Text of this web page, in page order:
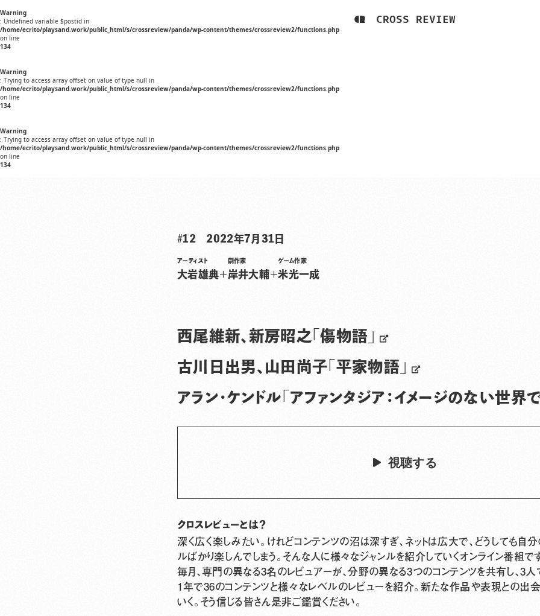
Warning
: Undefined variable $postid in
/home/ecrito/playsand.work/public_html/s/crossreview/panda/wp-content/themes/crossreview2/functions.php
on line
134
Warning
: Trying to access array offset on value of type null in
/home/ecrito/playsand.work/public_html/s/crossreview/panda/wp-content/themes/crossreview2/functions.php
on line
134
Warning
: Trying to access array offset on value of type null in
/home/ecrito/playsand.work/public_html/s/crossreview/panda/wp-content/themes/crossreview2/functions.php
on line
134
CROSS REVIEW
#12 2022年7月31日
アーティスト
大岩雄典＋
劇作家
岸井大輔＋
ゲーム作家
米光一成
西尾維新、新房昭之「傷物語」
古川日出男、山田尚子「平家物語」
アラン・ケンドル「アファンタジア：イメージのない世界
視聴する
クロスレビューとは？
深く広く楽しみたい。けれどコンテンツの沼は深すぎ、ネットは広大で、どうしても自
ルばかり楽しんでしまう。そんな人に様々なジャンルを紹介していくオンライン番組で
毎月、専門の異なる3名のレビュアーが、分野の異なる3つのコンテンツを共有し、3人
1年で36のコンテンツと様々なレベルのレビューを紹介。新たな作品や表現との出
いく。そう信じる皆さん是非ご鑑賞ください。